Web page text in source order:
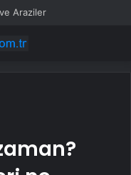
Araziler